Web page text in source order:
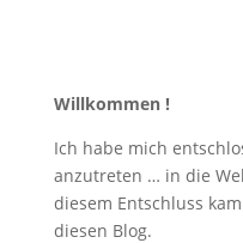
Willkommen !
Ich habe mich
anzutreten … in die
diesem Entschluss
diesen Blog.